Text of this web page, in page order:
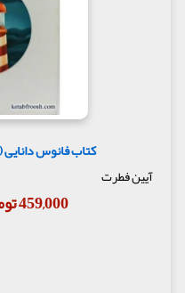
کتاب فانوس
آیین فطرت
459,000 تومان